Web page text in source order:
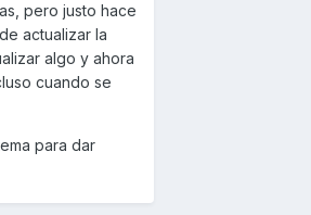
pero justo hace
actualizar la
algo y ahora
cuando se
para dar